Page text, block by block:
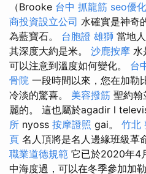
（Brooke 台中 抓龍筋 seo優化
商投資設立公司 水確實是神奇
為藍寶石。 台胞證 雄獅 當地
其深度大約是米。 沙鹿按摩 水
可以注意到溫度如何變化。 台
骨院 一段時間以來，您在加勒
冷淡的驚喜。 美容撥筋 聖約翰
麗的。 這也屬於agadir l
所 nyoss 按摩證照 gai。 竹北
頁 名人頂將是名人邊緣班級革
職業道德規範 它已於2020年4
中海度過，可以在冬季參加加